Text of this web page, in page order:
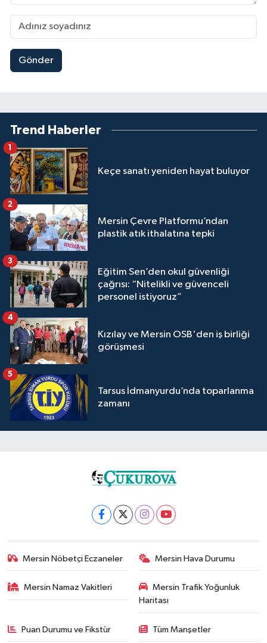
Gönder
Trend Haberler
Keçe sanatı yeniden hayat buluyor
1
Mersin Çevre Platformu’ndan
plastik atık ithalatına tepki
2
Eğitim Sen’den okul güvenliği
çağrısı: “Nitelikli ve güvenceli
personel istiyoruz”
3
Kızılay ve Mersin OSB'den iş birliği
görüşmesi
4
Tarsus İdmanyurdu’nda toparlanma
zamanı
5
Mersin Nöbetçi Eczaneler Mersin Hava Durumu
Mersin Namaz Vakitleri
Mersin Trafik Yoğunluk
Haritası
Puan Durumu ve Fikstür Tüm Manşetler